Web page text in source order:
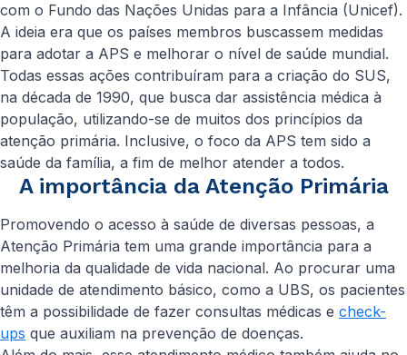
com o Fundo das Nações Unidas para a Infância (Unicef).
A ideia era que os países membros buscassem medidas
para adotar a APS e melhorar o nível de saúde mundial.
Todas essas ações contribuíram para a criação do SUS,
na década de 1990, que busca dar assistência médica à
população, utilizando-se de muitos dos princípios da
atenção primária. Inclusive, o foco da APS tem sido a
saúde da família, a fim de melhor atender a todos.
A importância da Atenção Primária
Promovendo o acesso à saúde de diversas pessoas, a
Atenção Primária tem uma grande importância para a
melhoria da qualidade de vida nacional. Ao procurar uma
unidade de atendimento básico, como a UBS, os pacientes
têm a possibilidade de fazer consultas médicas e check-
ups que auxiliam na prevenção de doenças.